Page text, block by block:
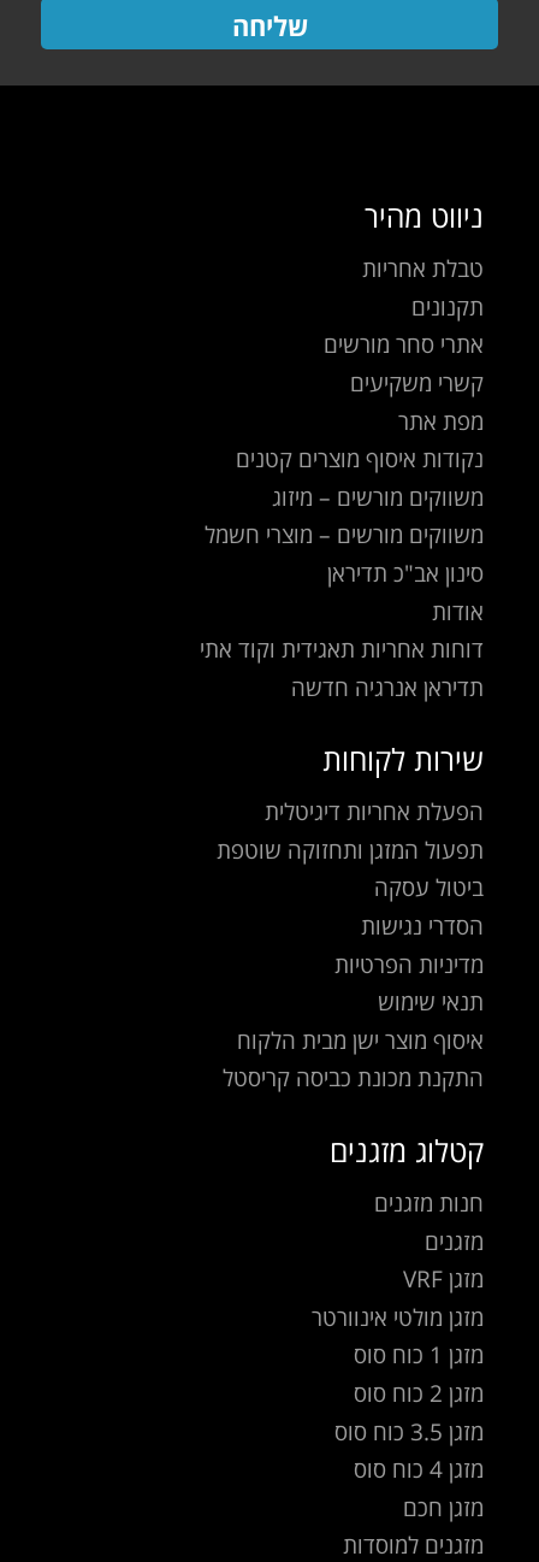
שליחה
ניווט מהיר
טבלת אחריות
תקנונים
אתרי סחר מורשים
קשרי משקיעים
מפת אתר
נקודות איסוף מוצרים קטנים
משווקים מורשים – מיזוג
משווקים מורשים – מוצרי חשמל
סינון אב"כ תדיראן
אודות
דוחות אחריות תאגידית וקוד אתי
תדיראן אנרגיה חדשה
שירות לקוחות
הפעלת אחריות דיגיטלית
תפעול המזגן ותחזוקה שוטפת
ביטול עסקה
הסדרי נגישות
מדיניות הפרטיות
תנאי שימוש
איסוף מוצר ישן מבית הלקוח
התקנת מכונת כביסה קריסטל
קטלוג מזגנים
חנות מזגנים
מזגנים
מזגן VRF
מזגן מולטי אינוורטר
מזגן 1 כוח סוס
מזגן 2 כוח סוס
מזגן 3.5 כוח סוס
מזגן 4 כוח סוס
מזגן חכם
מזגנים למוסדות